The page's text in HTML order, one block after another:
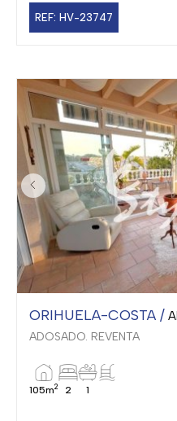
REF: HV-23747
ORIHUELA-COSTA /
ADOSADO. REVENTA
105m2 2 1